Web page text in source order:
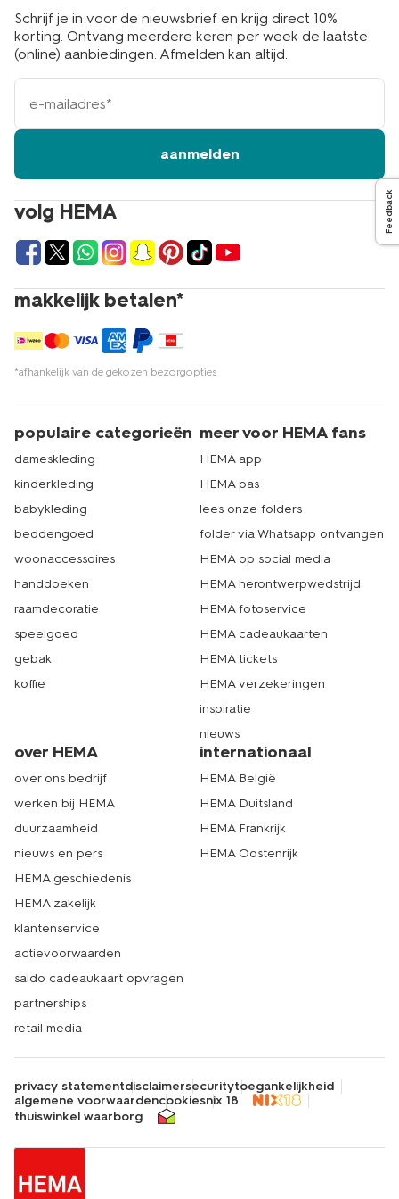
volg HEMA
makkelijk betalen*
*afhankelijk van de gekozen bezorgopties
Schrijf je in voor de nieuwsbrief en krijg direct 10%
korting. Ontvang meerdere keren per week de laatste
(online) aanbiedingen. Afmelden kan altijd.
e-
mailadres
aanmelden
populaire categorieën
dameskleding
kinderkleding
babykleding
beddengoed
woonaccessoires
handdoeken
raamdecoratie
speelgoed
gebak
koffie
meer voor HEMA fans
HEMA app
HEMA pas
lees onze folders
folder via Whatsapp ontvangen
HEMA op social media
HEMA herontwerpwedstrijd
HEMA fotoservice
HEMA cadeaukaarten
HEMA tickets
HEMA verzekeringen
inspiratie
nieuws
over HEMA
over ons bedrijf
werken bij HEMA
duurzaamheid
nieuws en pers
HEMA geschiedenis
HEMA zakelijk
klantenservice
actievoorwaarden
saldo cadeaukaart opvragen
partnerships
retail media
internationaal
HEMA België
HEMA Duitsland
HEMA Frankrijk
HEMA Oostenrijk
privacy statementdisclaimersecuritytoegankelijkheid
algemene voorwaardencookiesnix 18
thuiswinkel waarborg
Feedback